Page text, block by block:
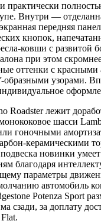
практически
Внутри —
передняя
кнопок,
ковши с развитой
при этом
оттенки с красными
образными узорами.
Roadster лежит
шасси
гоночными
керамическими
новинки умеет
благодаря
параметры
автомобиль
Potenza Sport
сзади, за доплату